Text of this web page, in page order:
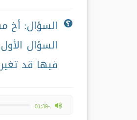
السؤال: أخ
السؤال
فيها قد
-01:39
max volume